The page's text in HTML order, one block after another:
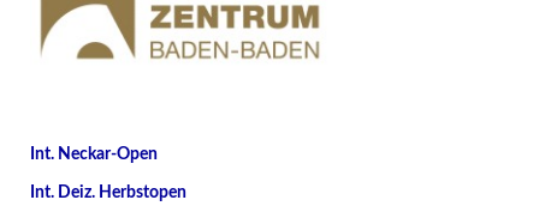
Int. Neckar-Open
Int. Deiz. Herbstopen